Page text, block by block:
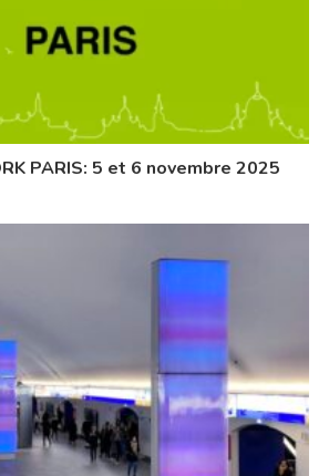
PARIS: 5 et 6 novembre 2025